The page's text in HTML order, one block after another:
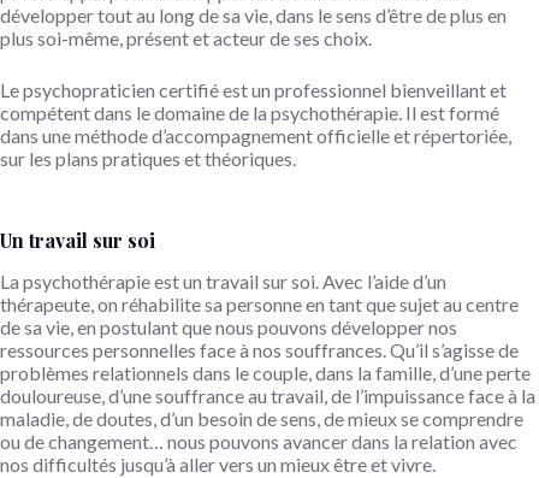
développer tout au long de sa vie, dans le sens d’être de plus en
plus soi-même, présent et acteur de ses choix.
Le psychopraticien certifié est un professionnel bienveillant et
compétent dans le domaine de la psychothérapie. Il est formé
dans une méthode d’accompagnement officielle et répertoriée,
sur les plans pratiques et théoriques.
Un travail sur soi
La psychothérapie est un travail sur soi. Avec l’aide d’un
thérapeute, on réhabilite sa personne en tant que sujet au centre
de sa vie, en postulant que nous pouvons développer nos
ressources personnelles face à nos souffrances. Qu’il s’agisse de
problèmes relationnels dans le couple, dans la famille, d’une perte
douloureuse, d’une souffrance au travail, de l’impuissance face à la
maladie, de doutes, d’un besoin de sens, de mieux se comprendre
ou de changement… nous pouvons avancer dans la relation avec
nos difficultés jusqu’à aller vers un mieux être et vivre.